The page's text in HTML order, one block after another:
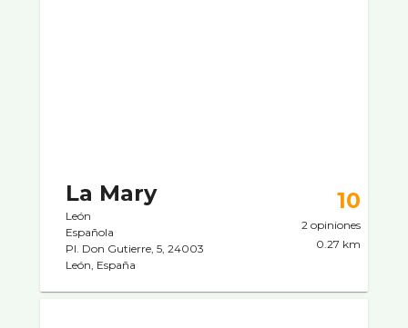
La Mary
León
Española
Pl. Don Gutierre, 5, 24003
León, España
10
2 opiniones
0.27 km